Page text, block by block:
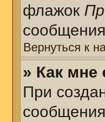
флажок
Вернуться к
» Как мне
При